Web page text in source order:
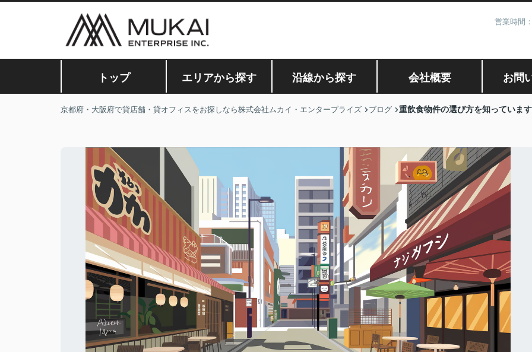
営業時間
トップ エリアから探す 沿線から探す 会社概要 お問
京都府・大阪府で貸店舗・貸オフィスをお探しなら株式会社ムカイ・エンタープライズ ブログ 重飲食物件の選び方を知っていま